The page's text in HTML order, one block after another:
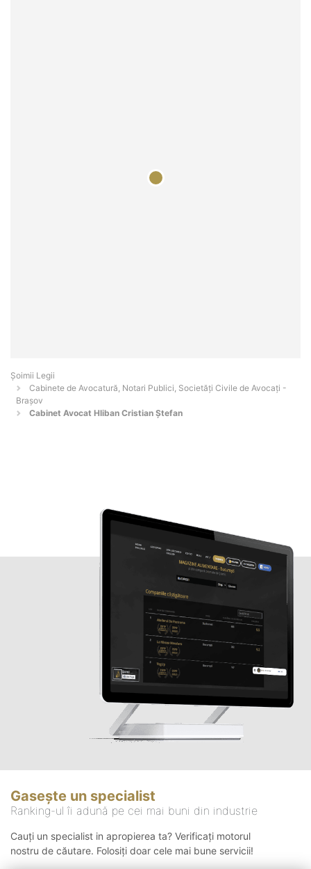
Șoimii Legii
Cabinete de Avocatură, Notari Publici, Societăți Civile de Avocați -
Braşov
Cabinet Avocat Hliban Cristian Ștefan
Gasește un specialist
Ranking-ul îi adună pe cei mai buni din industrie
Cauți un specialist in apropierea ta? Verificați motorul
nostru de căutare. Folosiți doar cele mai bune servicii!